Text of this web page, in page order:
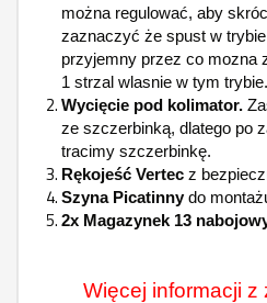
można regulować, aby
zaznaczyć że spust w
przyjemny przez co mozna
1 strzal wlasnie w tym trybie.
Wycięcie pod kolimator.
ze szczerbinką, dlatego po
tracimy szczerbinkę.
Rękojeść Vertec z
Szyna Picatinnydo
2x Magazynek 13
Więcej informacji z